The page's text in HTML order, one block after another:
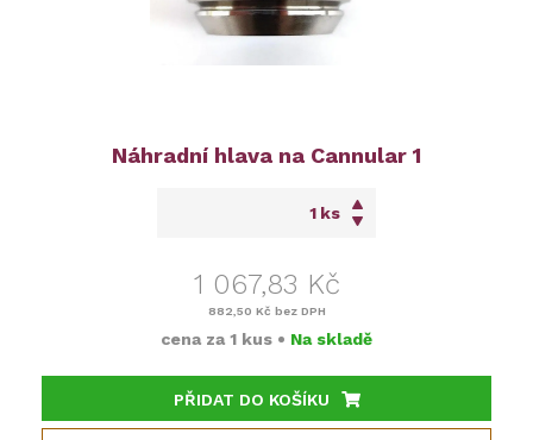
Náhradní hlava na Cannular 1
ks
1 067,83 Kč
882,50 Kč bez DPH
cena za 1 kus • Na skladě
PŘIDAT DO KOŠÍKU